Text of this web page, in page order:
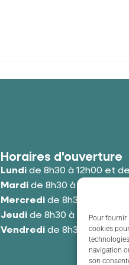
Pour fournir
cookies
navigation
son
Horaires d'ouverture
Lundide 8h30 à 12h00 et de
Mardide 8h30 à 12h00 et de
Mercredide 8h30 à 12h00
Jeudide 8h30 à 12h00 et
Vendredide 8h30 à 12h00